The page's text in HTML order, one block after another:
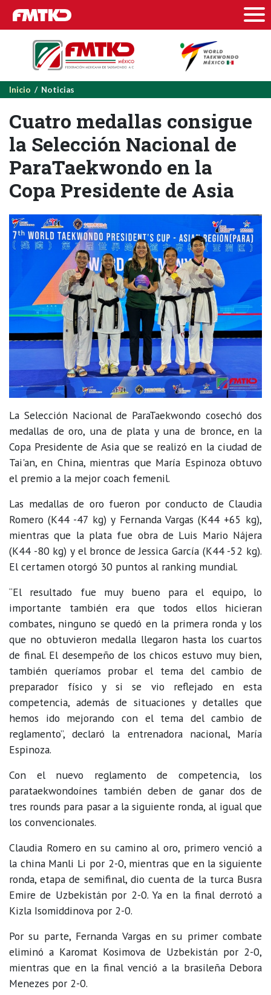
Inicio / Noticias
Cuatro medallas consigue
la Selección Nacional de
ParaTaekwondo en la
Copa Presidente de Asia
La Selección Nacional de ParaTaekwondo cosechó dos
medallas de oro, una de plata y una de bronce, en la
Copa Presidente de Asia que se realizó en la ciudad de
Tai'an, en China, mientras que María Espinoza obtuvo
el premio a la mejor coach femenil.
Las medallas de oro fueron por conducto de Claudia
Romero (K44 -47 kg) y Fernanda Vargas (K44 +65 kg),
mientras que la plata fue obra de Luis Mario Nájera
(K44 -80 kg) y el bronce de Jessica García (K44 -52 kg).
El certamen otorgó 30 puntos al ranking mundial.
“El resultado fue muy bueno para el equipo, lo
importante también era que todos ellos hicieran
combates, ninguno se quedó en la primera ronda y los
que no obtuvieron medalla llegaron hasta los cuartos
de final. El desempeño de los chicos estuvo muy bien,
también queríamos probar el tema del cambio de
preparador físico y si se vio reflejado en esta
competencia, además de situaciones y detalles que
hemos ido mejorando con el tema del cambio de
reglamento”, declaró la entrenadora nacional, María
Espinoza.
Con el nuevo reglamento de competencia, los
parataekwondoínes también deben de ganar dos de
tres rounds para pasar a la siguiente ronda, al igual que
los convencionales.
Claudia Romero en su camino al oro, primero venció a
la china Manli Li por 2-0, mientras que en la siguiente
ronda, etapa de semifinal, dio cuenta de la turca Busra
Emire de Uzbekistán por 2-0. Ya en la final derrotó a
Kizla Isomiddinova por 2-0.
Por su parte, Fernanda Vargas en su primer combate
eliminó a Karomat Kosimova de Uzbekistán por 2-0,
mientras que en la final venció a la brasileña Debora
Menezes por 2-0.